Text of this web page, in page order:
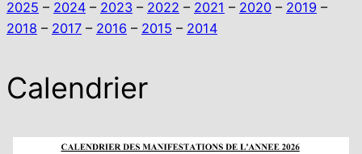
2025 – 2024 – 2023 – 2022 – 2021 – 2020 – 2019 –
2018 – 2017 – 2016 – 2015 – 2014
Calendrier